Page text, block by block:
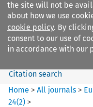
the site will not be
about how we use
cookie policy. By
consent to our use of
in accordance with our
Search
European Review of
Law
Citation search
Home >All journals >
24(2) >